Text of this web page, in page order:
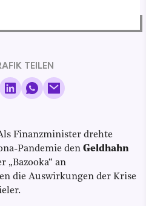
TEILEN
Finanzminister drehte
Pandemie den Geldhahn
„Bazooka“ an
die Auswirkungen der Krise